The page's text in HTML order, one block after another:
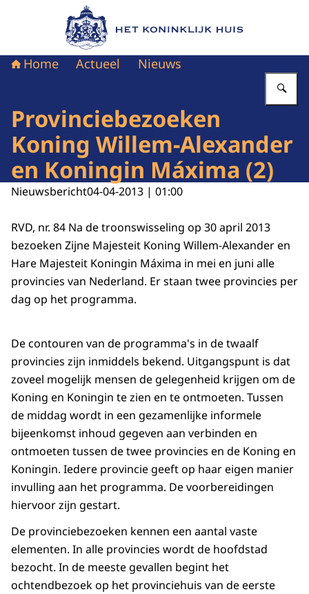
Naar de homepage van Het Koninklijk Huis
Home Actueel Nieuws
Provinciebezoeken
Koning Willem-Alexander
en Koningin Máxima (2)
Nieuwsbericht04-04-2013 | 01:00
RVD, nr. 84 Na de troonswisseling op 30 april 2013
bezoeken Zijne Majesteit Koning Willem-Alexander en
Hare Majesteit Koningin Máxima in mei en juni alle
provincies van Nederland. Er staan twee provincies per
dag op het programma.
De contouren van de programma's in de twaalf
provincies zijn inmiddels bekend. Uitgangspunt is dat
zoveel mogelijk mensen de gelegenheid krijgen om de
Koning en Koningin te zien en te ontmoeten. Tussen
de middag wordt in een gezamenlijke informele
bijeenkomst inhoud gegeven aan verbinden en
ontmoeten tussen de twee provincies en de Koning en
Koningin. Iedere provincie geeft op haar eigen manier
invulling aan het programma. De voorbereidingen
hiervoor zijn gestart.
De provinciebezoeken kennen een aantal vaste
elementen. In alle provincies wordt de hoofdstad
bezocht. In de meeste gevallen begint het
ochtendbezoek op het provinciehuis van de eerste